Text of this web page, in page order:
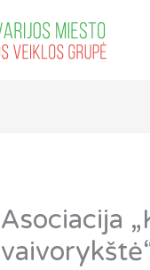
Asociacija